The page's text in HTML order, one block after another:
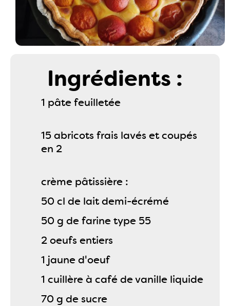
Ingrédients :
1 pâte feuilletée
15 abricots frais lavés et coupés
en 2
crème pâtissière :
50 cl de lait demi-écrémé
50 g de farine type 55
2 oeufs entiers
1 jaune d'oeuf
1 cuillère à café de vanille liquide
70 g de sucre